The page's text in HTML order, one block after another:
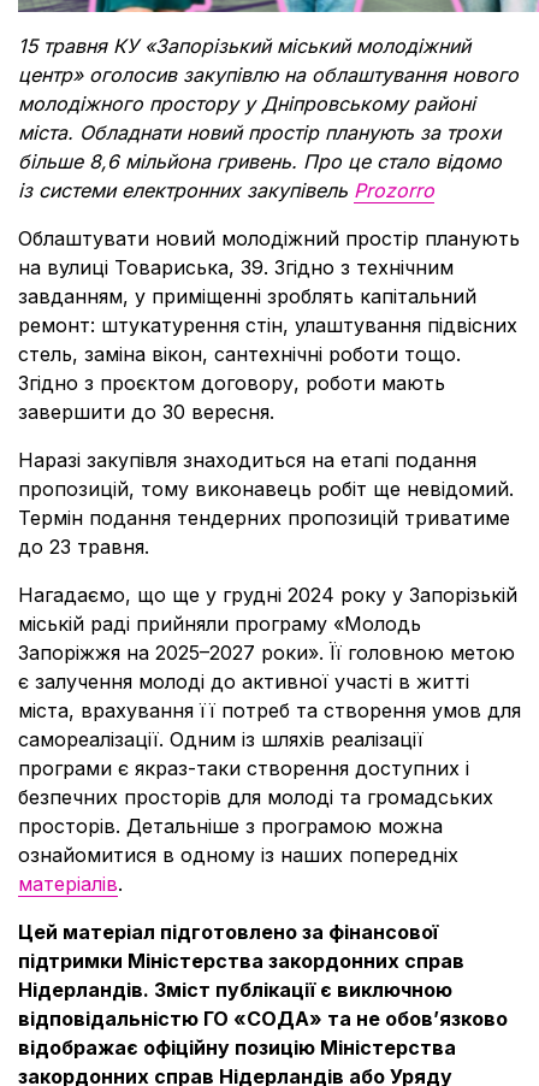
15 травня КУ «Запорізький міський молодіжний
центр» оголосив закупівлю на облаштування нового
молодіжного простору у Дніпровському районі
міста. Обладнати новий простір планують за трохи
більше 8,6 мільйона гривень. Про це стало відомо
із системи електронних закупівель Prozorro
Облаштувати новий молодіжний простір планують
на вулиці Товариська, 39. Згідно з технічним
завданням, у приміщенні зроблять капітальний
ремонт: штукатурення стін, улаштування підвісних
стель, заміна вікон, сантехнічні роботи тощо.
Згідно з проєктом договору, роботи мають
завершити до 30 вересня.
Наразі закупівля знаходиться на етапі подання
пропозицій, тому виконавець робіт ще невідомий.
Термін подання тендерних пропозицій триватиме
до 23 травня.
Нагадаємо, що ще у грудні 2024 року у Запорізькій
міській раді прийняли програму «Молодь
Запоріжжя на 2025–2027 роки». Її головною метою
є залучення молоді до активної участі в житті
міста, врахування її потреб та створення умов для
самореалізації. Одним із шляхів реалізації
програми є якраз-таки створення доступних і
безпечних просторів для молоді та громадських
просторів. Детальніше з програмою можна
ознайомитися в одному із наших попередніх
матеріалів.
Цей матеріал підготовлено за фінансової
підтримки Міністерства закордонних справ
Нідерландів. Зміст публікації є виключною
відповідальністю ГО «СОДА» та не обовʼязково
відображає офіційну позицію Міністерства
закордонних справ Нідерландів або Уряду